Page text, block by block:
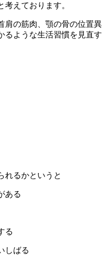
えております。
肩の筋肉、顎の骨の位置異
るような生活習慣を見直す
れるかというと
ある
る
しばる